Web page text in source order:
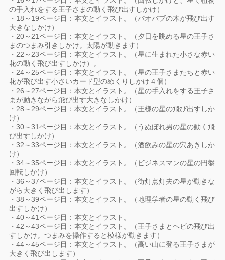
の手入れをする王子さまの動く飛び出すしかけ）
・18～19ページ目：本文とイラスト。（バオバブの木が飛び出す
大きなしかけ）
・20～21ページ目：本文とイラスト。（夕日を眺める星の王子さ
まのつまみ引きしかけ。太陽が動きます）
・22～23ページ目：本文とイラスト。（星に生まれた小さな赤い
花の動く飛び出すしかけ）。
・24～25ページ目：本文とイラスト。（星の王子さまたちと赤い
花が飛び出す小さいカード型のめくりしかけ４個）
・26～27ページ目：本文とイラスト。（星の手入れをする王子さ
まが動きながら飛び出す大きなしかけ）
・28～29ページ目：本文とイラスト。（王様の星の飛び出すしか
け）
・30～31ページ目：本文とイラスト。（うぬぼれ男の星の動く飛
び出すしかけ）
・32～33ページ目：本文とイラスト。（酒飲みの星の穴あきしか
け）
・34～35ページ目：本文とイラスト。（ビジネスマンの星の円盤
回転しかけ）
・36～37ページ目：本文とイラスト。（街灯点灯夫の星が動きな
がら大きく飛び出します）
・38～39ページ目：本文とイラスト。（地理学者の星の動く飛び
出すしかけ）
・40～41ページ目：本文とイラスト。
・42～43ページ目：本文とイラスト。（王子さまとヘビの飛び出
すしかけ。つまみを操作すると模様が動きます）
・44～45ページ目：本文とイラスト。（高い山に登る王子さまが
大きく飛び出します）